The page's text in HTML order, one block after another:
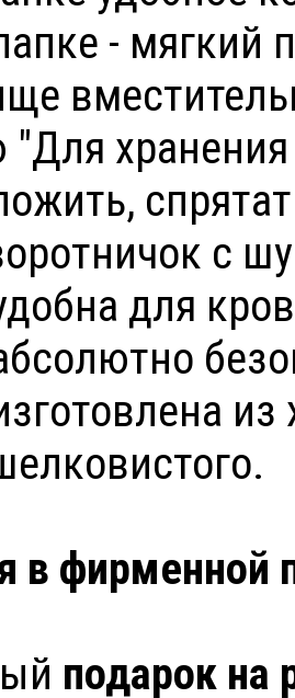
- мягкий
"Для
с
для
в фирменной
подарок на